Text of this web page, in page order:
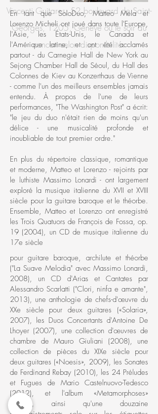
Vincenti Guitares, 52 boulevard de Saint-
Georges, 1205, Genève ou le soir du
concert selon disponibilité.
En tant que SoloDuo, Matteo Mela et
Lorenzo Micheli ont joué dans toute l'Europe,
l'Asie, les États-Unis, le Canada et
l'Amérique latine, et ont été acclamés
partout - du Carnegie Hall de New York au
Sejong Chamber Hall de Séoul, du Hall des
Colonnes de Kiev au Konzerthaus de Vienne
- comme l'un des meilleurs ensembles jamais
entendu. À propos de l'une de leurs
performances, "The Washington Post" a écrit:
"le jeu du duo n'était rien de moins qu'un
délice - une musicalité profonde et
inoubliable de tout premier ordre."
En plus du répertoire classique, romantique
et moderne, Matteo et Lorenzo - rejoints par
le luthiste Massimo Lonardi - ont largement
exploré la musique italienne du XVII et XVIII
siècle pour la guitare baroque et le théorbe.
Ensemble, Matteo et Lorenzo ont enregistré
les Trois Quatuors de François de Fossa, op.
19 (2004), un CD de musique italienne du
17e siècle
pour guitare baroque, archilute et théorbe
("La Suave Melodia" avec Massimo Lonardi,
2008), un CD d'Arias et Cantates par
Alessandro Scarlatti ("Clori, ninfa e amante",
2013), une anthologie de chefs-d'œuvre du
XXe siècle pour deux guitares («Solaria»,
2007), les Duos Concertants d'Antoine De
Lhoyer (2007), une collection d'œuvres de
chambre de Mauro Giuliani (2008), une
collection de pièces du XIXe siècle pour
deux guitares («Noesis», 2009), les Sonates
de Ferdinand Rebay (2010), les 24 Préludes
et Fugues de Mario Castelnuovo-Tedesco
(2012), et l'album «Metamorphoses»
(2014), ainsi qu'une douzaine